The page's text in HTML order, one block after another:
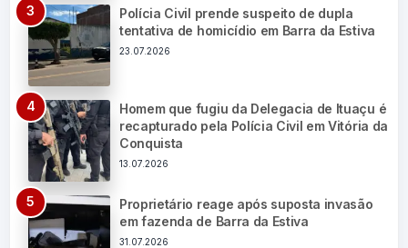
Polícia Civil prende suspeito de dupla
tentativa de homicídio em Barra da Estiva
23.07.2026
Homem que fugiu da Delegacia de Ituaçu é
recapturado pela Polícia Civil em Vitória da
Conquista
13.07.2026
Proprietário reage após suposta invasão
em fazenda de Barra da Estiva
31.07.2026